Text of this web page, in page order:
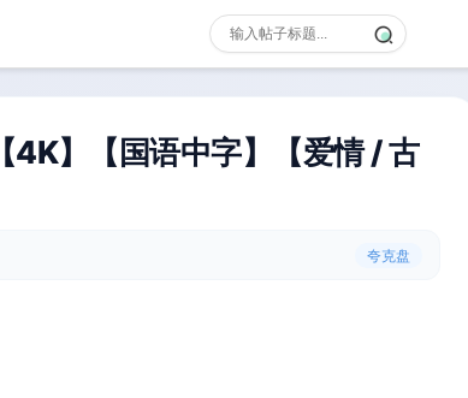
4K】【国语中字】【爱情 / 古
夸克盘